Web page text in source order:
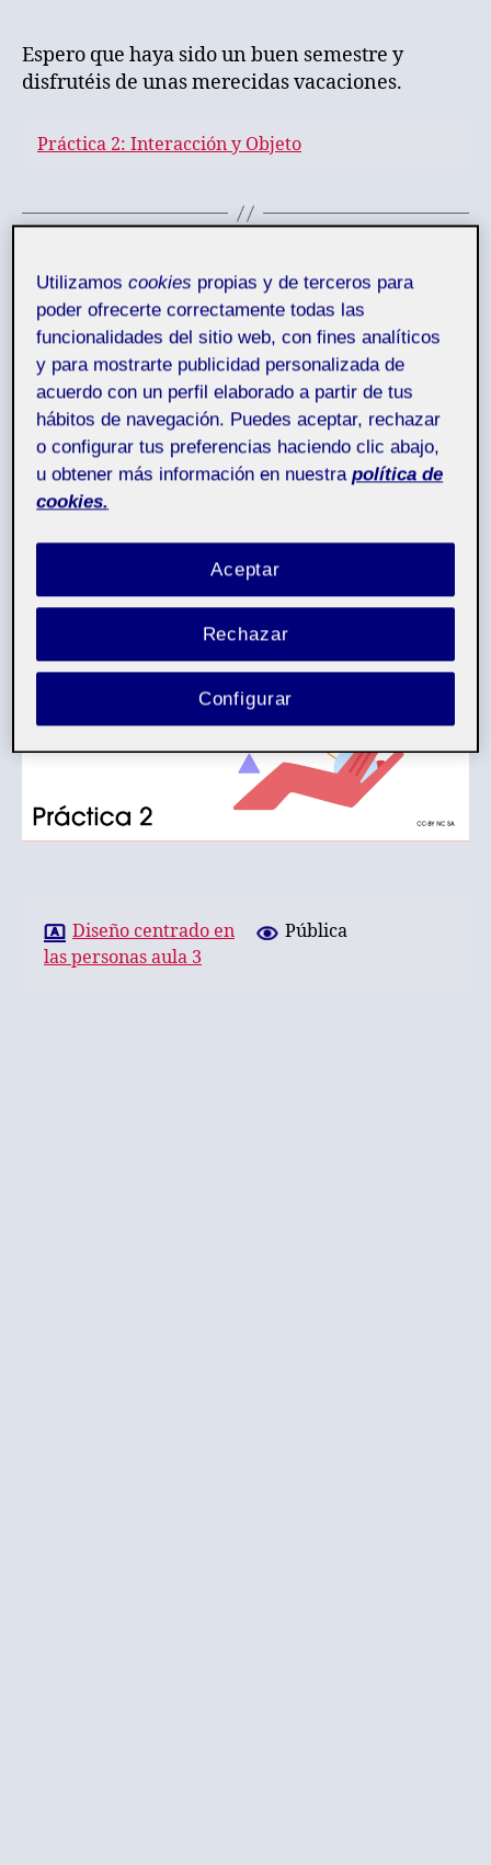
Espero que haya sido un buen semestre y
disfrutéis de unas merecidas vacaciones.
Práctica 2: Interacción y Objeto
Práctica 2:Interacción y
objeto
Autor
de
la
entrada
PorÓscar Ayuso Rocamora
Fecha
de
la
7 junio, 2023
No hay comentariosen
Práctica
Diseño centrado en
las personas aula 3
Pública
Utilizamoscookies propias y de terceros para
poder ofrecerte correctamente todas las
funcionalidades del sitio web, con fines analíticos
y para mostrarte publicidad personalizada de
acuerdo con un perfil elaborado a partir de tus
hábitos de navegación. Puedes aceptar, rechazar
o configurar tus preferencias haciendo clic abajo,
u obtener más información en nuestra política de
cookies.
Rechazar
Aceptar
Configurar